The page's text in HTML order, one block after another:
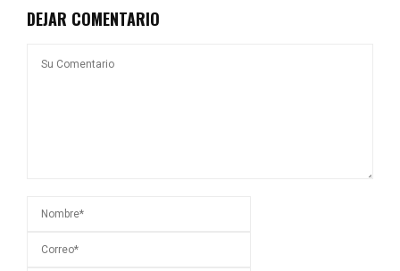
DEJAR COMENTARIO